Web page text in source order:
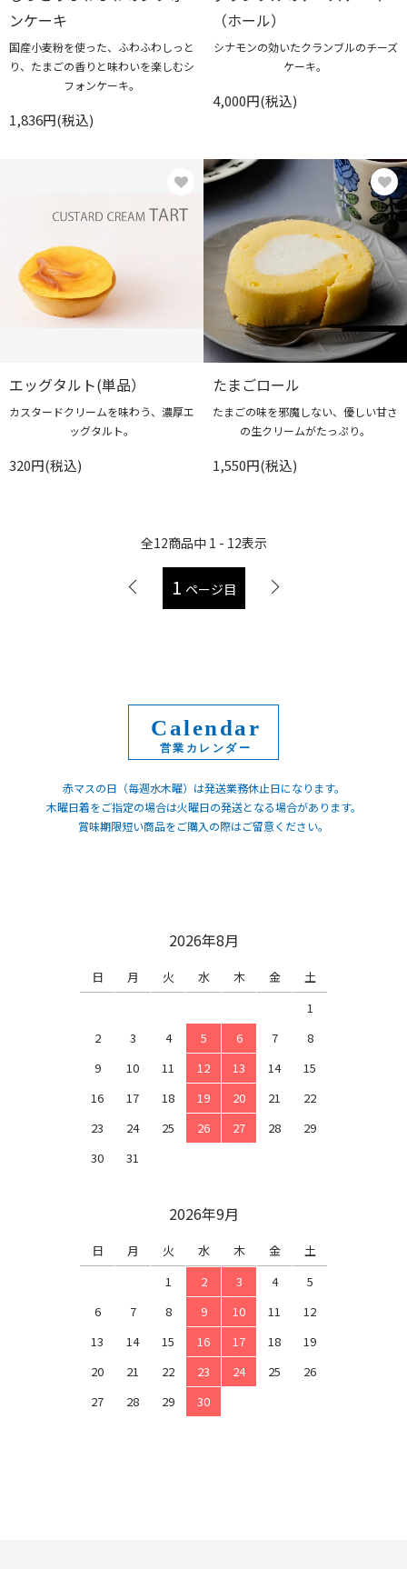
ンケーキ
国産小麦粉を使った、ふわふわしっと
り、たまごの香りと味わいを楽しむシ
フォンケーキ。
1,836円(税込)
（ホール）
シナモンの効いたクランブルのチーズ
ケーキ。
4,000円(税込)
エッグタルト(単品）
カスタードクリームを味わう、濃厚エ
ッグタルト。
320円(税込)
たまごロール
たまごの味を邪魔しない、優しい甘さ
の生クリームがたっぷり。
1,550円(税込)
全12商品中 1 - 12表示
1 ページ目
Calendar
赤マスの日（毎週水木曜）は発送業務休止日になります。
木曜日着をご指定の場合は火曜日の発送となる場合があります。
賞味期限短い商品をご購入の際はご留意ください。
2026年8月
日 月 火 水 木 金
土
1
2
3 4 5 6 7
8
9
10 11 12 13 14
15
16
17 18 19 20 21
22
23
24 25 26 27 28
29
30
31
2026年9月
日 月 火 水 木 金
土
1
2 3 4
5
6
7 8 9 10 11
12
13
14 15 16 17 18
19
20
21 22 23 24 25
26
27
28 29 30